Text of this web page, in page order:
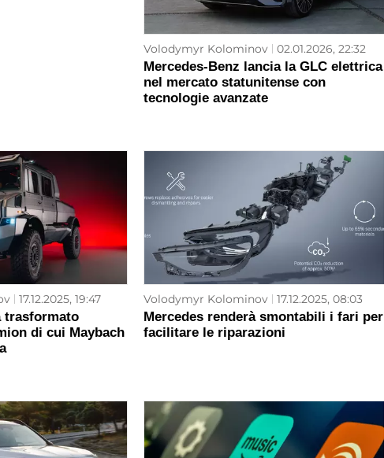
Volodymyr Kolominov 02.01.2026, 22:32
Mercedes-Benz lancia la GLC elettrica
nel mercato statunitense con
tecnologie avanzate
17.12.2025, 19:47
trasformato
di cui Maybach
Volodymyr Kolominov 17.12.2025, 08:03
Mercedes renderà smontabili i fari per
facilitare le riparazioni